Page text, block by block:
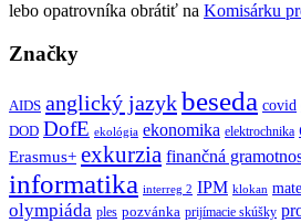
lebo opatrovníka obrátiť na Komisárku
Značky
AIDS anglický jazykbeseda covid
DOD DofE ekológia ekonomika elektrochnika
Erasmus+ exkurzia finančná
informatika interreg 2 IPM klokan
olympiáda ples pozvánka prijímacie skúšky